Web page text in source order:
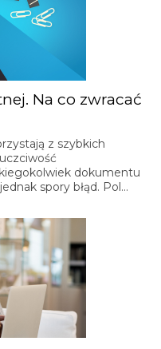
Na co zwracać
z szybkich
dokumentu
spory błąd. Pol…